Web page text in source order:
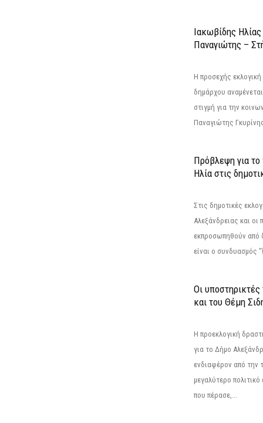
Ιακωβίδης
Παναγιώτης –
Η προσεχής
δημάρχου
στιγμή για την
Παναγιώτης
Πρόβλεψη για
Ηλία στις
Στις δημοτικές
Αλεξάνδρειας και οι
εκπροσωπηθούν από
είναι ο συνδυασμός
Οι
και του Θέμη
Η προεκλογική
για το Δήμο
ενδιαφέρον από την
μεγαλύτερο
που πέρασε,...